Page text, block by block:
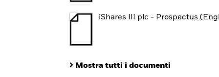
iShares III plc - Prospectus
Mostra tutti i documenti